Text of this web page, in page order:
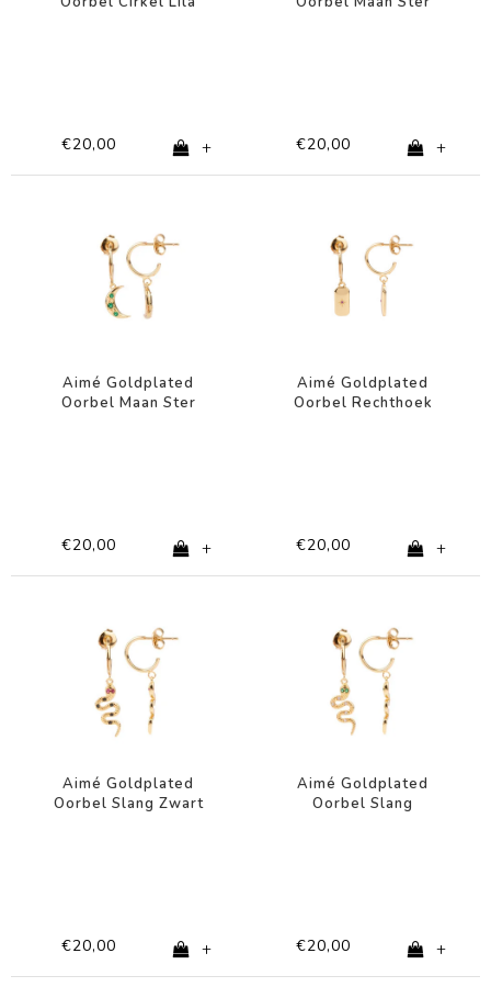
€20,00 + €20,00 +
Aimé Goldplated
Oorbel Maan Ster
€20,00 +
Aimé Goldplated
Oorbel Rechthoek
€20,00 +
Aimé Goldplated
Oorbel Slang Zwart
€20,00 +
Aimé Goldplated
Oorbel Slang
€20,00 +